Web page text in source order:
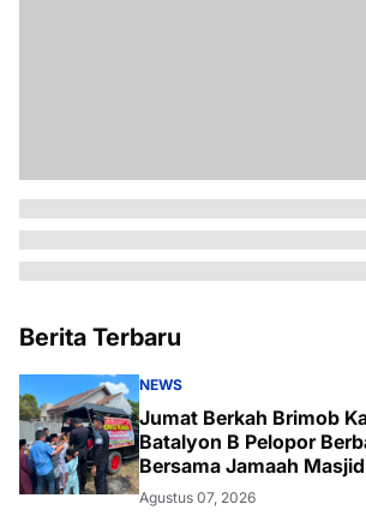
Berita Terbaru
NEWS
Jumat Berkah Brimob
Batalyon B Pelopor
Bersama Jamaah
Agustus 07, 2026